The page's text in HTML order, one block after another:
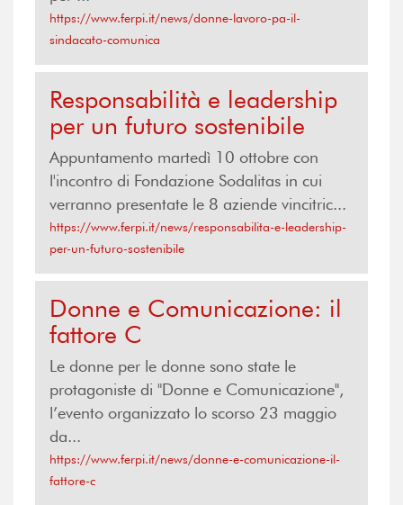
https://www.ferpi.it/news/donne-lavoro-pa-il-
sindacato-comunica
Responsabilità e leadership
per un futuro sostenibile
Appuntamento martedì 10 ottobre con
l'incontro di Fondazione Sodalitas in cui
verranno presentate le 8 aziende vincitric...
https://www.ferpi.it/news/responsabilita-e-leadership-
per-un-futuro-sostenibile
Donne e Comunicazione: il
fattore C
Le donne per le donne sono state le
protagoniste di "Donne e Comunicazione",
l’evento organizzato lo scorso 23 maggio
da...
https://www.ferpi.it/news/donne-e-comunicazione-il-
fattore-c